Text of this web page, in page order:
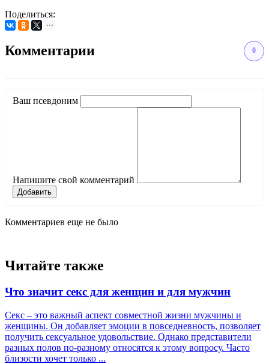
Поделиться:
Комментарии 0
Ваш псевдоним
Напишите свой комментарий
Добавить
Комментариев еще не было
Читайте также
Что значит секс для женщин и для мужчин
Секс – это важный аспект совместной жизни мужчины и
женщины. Он добавляет эмоции в повседневность, позволяет
получить сексуальное удовольствие. Однако представители
разных полов по-разному относятся к этому вопросу. Часто
близости хочет только ...